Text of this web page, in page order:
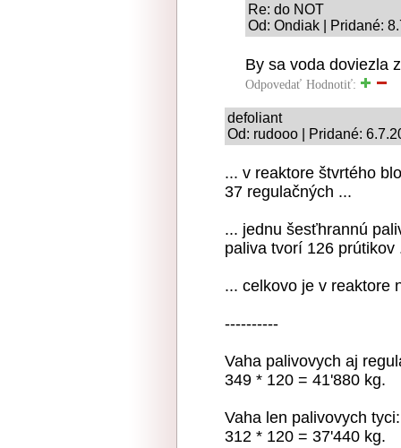
Re: do NOT
Od: Ondiak | Pridané:
By sa voda doviezla
Odpovedať Hodnotiť:
defoliant
Od: rudooo | Pridané:
... v reaktore štvrtého
37 regulačných ...
... jednu šesťhrannú
paliva tvorí 126 prútikov
... celkovo je v reaktore
----------
Vaha palivovych aj
349 * 120 = 41'880 kg.
Vaha len palivovych tyci:
312 * 120 = 37'440 kg.